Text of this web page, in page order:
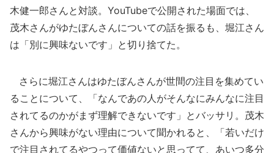
木健一郎さんと対談。YouTubeで公開された場面では、
茂木さんがゆたぼんさんについての話を振るも、堀江さん
は「別に興味ないです」と切り捨てた。
さらに堀江さんはゆたぼんさんが世間の注目を集めてい
ることについて、「なんであの人がそんなにみんなに注目
されてるのかがまず理解できないです」とバッサリ。茂木
さんから興味がない理由について聞かれると、「若いだけ
で注目されてるやつって価値ないと思ってて、あいつ多分